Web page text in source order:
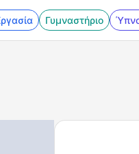
Γυμναστήριο